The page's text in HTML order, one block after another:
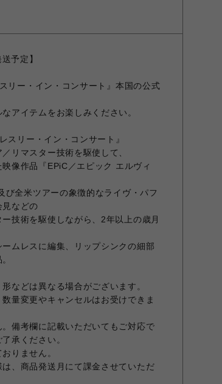
予定】
リー・イン・コンサート』本国の公式
アイテムをお楽しみください。
リー・イン・コンサート』
リマスター技術を駆使して、
像作品『EPiC／エピック エルヴィ
全米ツアーの象徴的なライヴ・パフ
見などの
技術を駆使しながら、2年以上の歳月
ムレスに編集、リップシンクの細部
などは異なる場合がございます。
量変更やキャンセルはお受けできま
備考欄に記載いただいてもご対応で
承ください。
りません。
、商品発送月にて課金させていただ